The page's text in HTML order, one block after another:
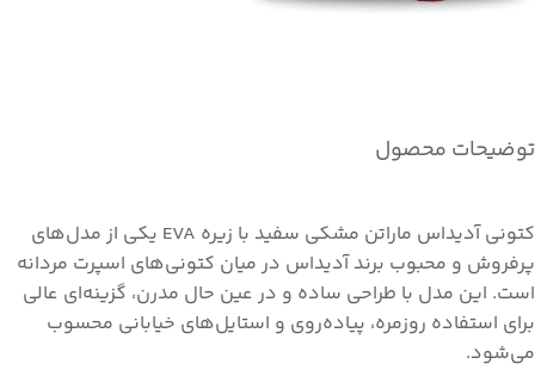
توضیحات محصول
کتونی آدیداس ماراتن مشکی سفید با زیره EVA یکی از مدل‌های
پرفروش و محبوب برند آدیداس در میان کتونی‌های اسپرت مردانه
است. این مدل با طراحی ساده و در عین حال مدرن، گزینه‌ای عالی
برای استفاده روزمره، پیاده‌روی و استایل‌های خیابانی محسوب
می‌شود.